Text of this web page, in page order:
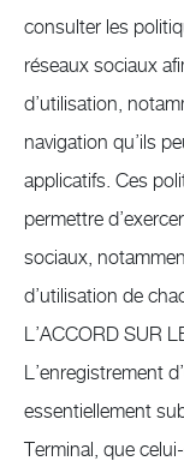
consulter les
réseaux sociaux
d’utilisation,
navigation qu’ils
applicatifs. Ces
permettre
sociaux,
d’utilisation de
L’ACCORD SUR
L’enregistrement
essentiellement
Terminal, que